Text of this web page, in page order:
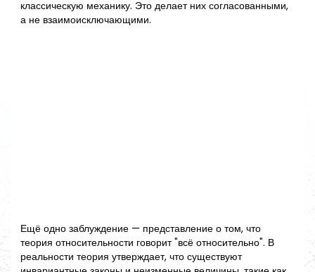
классическую механику. Это делает них согласованными,
а не взаимоисключающими.
Ещё одно заблуждение — представление о том, что
теория относительности говорит "всё относительно". В
реальности теория утверждает, что существуют